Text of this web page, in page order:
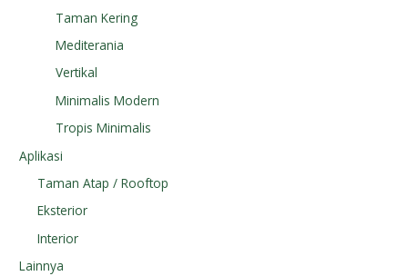
Taman Kering
Mediterania
Vertikal
Minimalis Modern
Tropis Minimalis
Aplikasi
Taman Atap / Rooftop
Eksterior
Interior
Lainnya